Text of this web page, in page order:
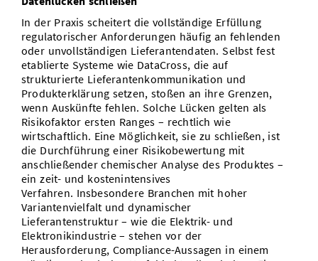
In der Praxis scheitert die vollständige Erfüllung
regulatorischer Anforderungen häufig an fehlenden
oder unvollständigen Lieferantendaten. Selbst fest
etablierte Systeme wie DataCross, die auf
strukturierte Lieferantenkommunikation und
Produkterklärung setzen, stoßen an ihre Grenzen,
wenn Auskünfte fehlen. Solche Lücken gelten als
Risikofaktor ersten Ranges – rechtlich wie
wirtschaftlich. Eine Möglichkeit, sie zu schließen, ist
die Durchführung einer Risikobewertung mit
anschließender chemischer Analyse des Produktes –
ein zeit- und kostenintensives
Verfahren. Insbesondere Branchen mit hoher
Variantenvielfalt und dynamischer
Lieferantenstruktur – wie die Elektrik- und
Elektronikindustrie – stehen vor der
Herausforderung, Compliance-Aussagen in einem